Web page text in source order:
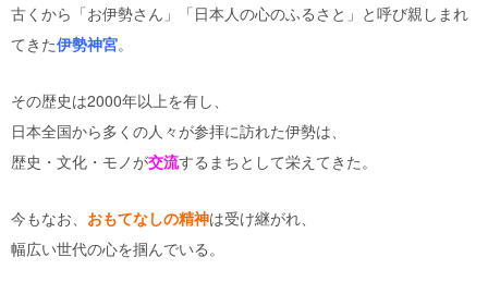
古くから「お伊勢さん」「日本人の心のふるさと」と呼び親しまれ
てきた伊勢神宮。
その歴史は2000年以上を有し、
日本全国から多くの人々が参拝に訪れた伊勢は、
歴史・文化・モノが交流するまちとして栄えてきた。
今もなお、 おもてなしの精神は受け継がれ、
幅広い世代の心を掴んでいる。